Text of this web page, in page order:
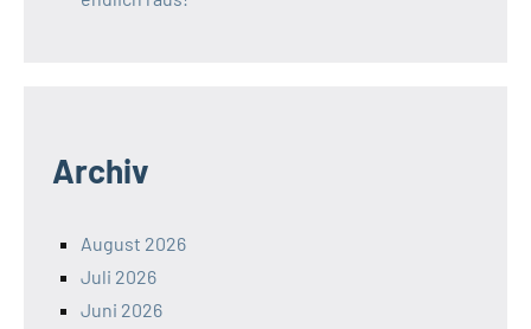
Archiv
August 2026
Juli 2026
Juni 2026